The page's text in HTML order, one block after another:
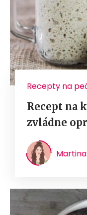
Recepty na
Recept na
zvládne